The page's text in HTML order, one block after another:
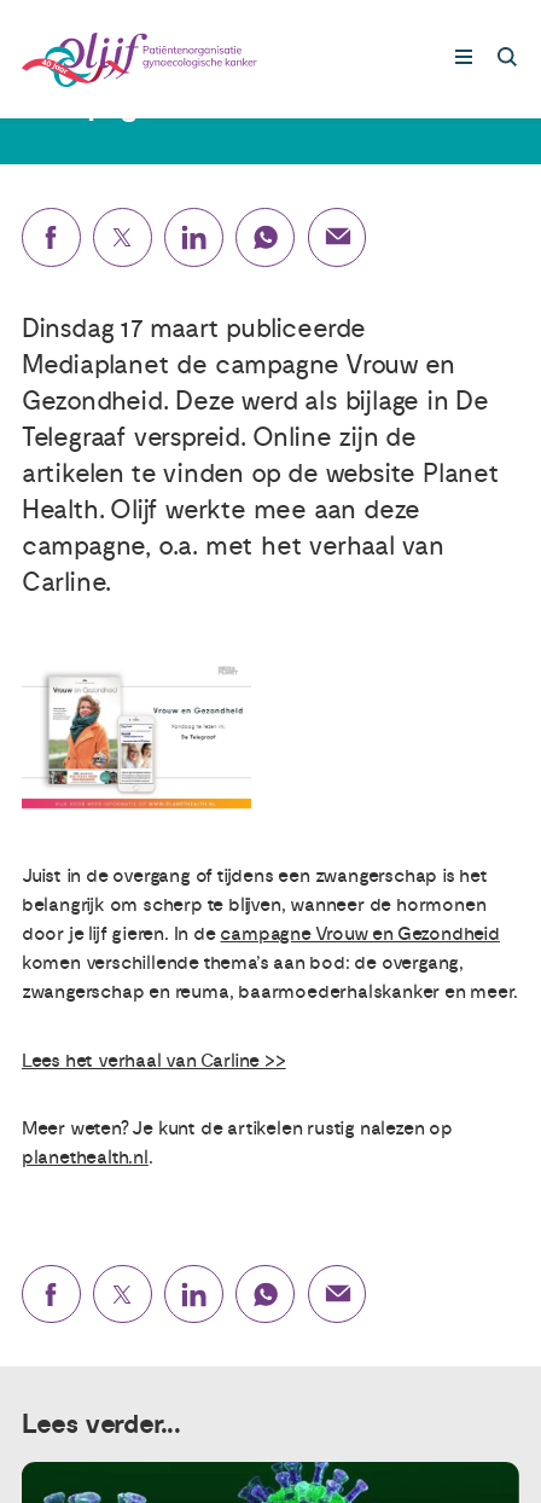
Nieuws
Agenda
Publicaties
Ervaringsdeskundigheid
Over ons
Contact
Gynaecologische kankers
Lotgenoten
Steun ons
19 maart 2020
Dinsdag 17 maart publiceerde
Mediaplanet de campagne Vrouw en
Gezondheid. Deze werd als bijlage in De
Telegraaf verspreid. Online zijn de
artikelen te vinden op de website Planet
Health. Olijf werkte mee aan deze
campagne, o.a. met het verhaal van
Carline.
Juist in de overgang of tijdens een zwangerschap is het
belangrijk om scherp te blijven, wanneer de hormonen
door je lijf gieren. In de campagne Vrouw en Gezondheid
komen verschillende thema’s aan bod: de overgang,
zwangerschap en reuma, baarmoederhalskanker en meer.
Lees het verhaal van Carline >>
Meer weten? Je kunt de artikelen rustig nalezen op
planethealth.nl.
Lees verder...